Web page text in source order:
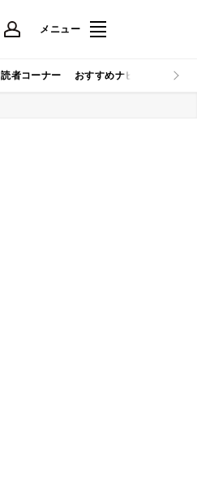
メニュー
読者コーナー おすすめナビ マイナビ